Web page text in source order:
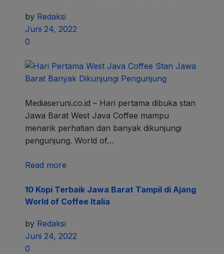
by Redaksi
Juni 24, 2022
0
Mediaseruni.co.id – Hari pertama dibuka stan
Jawa Barat West Java Coffee mampu
menarik perhatian dan banyak dikunjungi
pengunjung. World of…
Read more
10 Kopi Terbaik Jawa Barat Tampil di Ajang
World of Coffee Italia
by Redaksi
Juni 24, 2022
0